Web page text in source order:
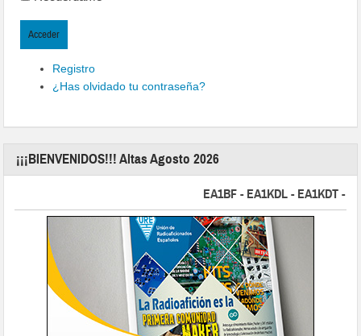
Acceder
Registro
¿Has olvidado tu contraseña?
¡¡¡BIENVENIDOS!!! Altas Agosto 2026
EA1BF - EA1KDL - EA1KDT -